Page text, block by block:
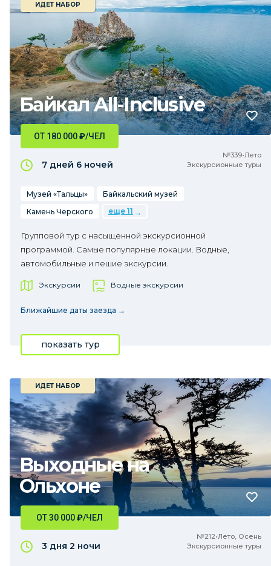
Байкал All-Inclusive
ИДЕТ НАБОР
№339•Лето
Экскурсионные туры
ОТ 180 000₽/ЧЕЛ
7 дней 6 ночей
Музей «Тальцы»
Байкальский музей
Камень Черского
еще 11
Групповой тур с насыщенной экскурсионной
программой. Самые популярные локации. Водные,
автомобильные и пешие экскурсии.
Экскурсии Водные экскурсии
Ближайшие даты заезда →
показать тур
Выходные на
Ольхоне
ИДЕТ НАБОР
№212•Лето, Осень
Экскурсионные туры
ОТ 30 000₽/ЧЕЛ
3 дня 2 ночи